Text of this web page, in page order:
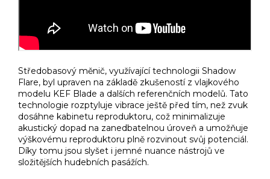
Středobasový měnič, využívající technologii Shadow
Flare, byl upraven na základě zkušeností z vlajkového
modelu KEF Blade a dalších referenčních modelů. Tato
technologie rozptyluje vibrace ještě před tím, než zvuk
dosáhne kabinetu reproduktoru, což minimalizuje
akustický dopad na zanedbatelnou úroveň a umožňuje
výškovému reproduktoru plně rozvinout svůj potenciál.
Díky tomu jsou slyšet i jemné nuance nástrojů ve
složitějších hudebních pasážích.